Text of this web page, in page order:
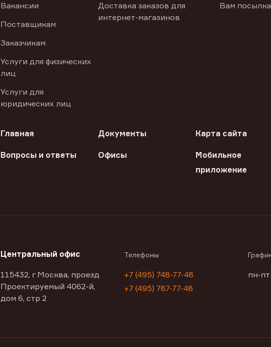
Вакансии
Поставщикам
Заказчикам
Услуги для физических
лиц
Услуги для
юридических лиц
Доставка заказов для
интернет-магазинов
Вам посылка
Главная Документы Карта сайта
Вопросы и ответы Офисы
Мобильное
приложение
Центральный офис
115432, г Москва, проезд
Проектируемый 4062-й,
дом 6, стр 2
Телефоны
+7 (495) 748-77-48
+7 (495) 787-77-48
пн-